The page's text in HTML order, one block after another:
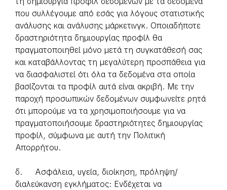
που συλλέγουμε από εσάς για λόγους στατιστικής
ανάλυσης και ανάλυσης μάρκετινγκ. Οποιαδήποτε
δραστηριότητα δημιουργίας προφίλ θα
πραγματοποιηθεί μόνο μετά τη συγκατάθεσή σας
και καταβάλλοντας τη μεγαλύτερη προσπάθεια για
να διασφαλιστεί ότι όλα τα δεδομένα στα οποία
βασίζονται τα προφίλ αυτά είναι ακριβή. Με την
παροχή προσωπικών δεδομένων συμφωνείτε ρητά
ότι μπορούμε να τα χρησιμοποιήσουμε για να
πραγματοποιήσουμε δραστηριότητες δημιουργίας
προφίλ, σύμφωνα με αυτή την Πολιτική
Απορρήτου.
δ. Ασφάλεια, υγεία, διοίκηση, πρόληψη/
διαλεύκανση εγκλήματος: Ενδέχεται να